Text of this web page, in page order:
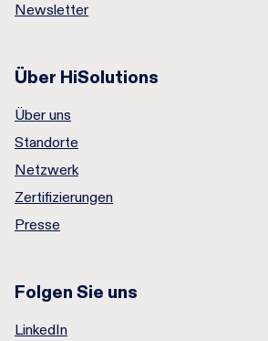
Newsletter
Über HiSolutions
Über uns
Standorte
Netzwerk
Zertifizierungen
Presse
Folgen Sie uns
LinkedIn